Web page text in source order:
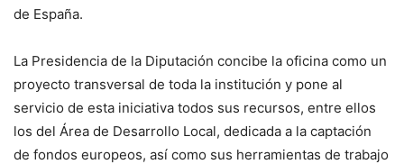
de España.
La Presidencia de la Diputación concibe la oficina como un
proyecto transversal de toda la institución y pone al
servicio de esta iniciativa todos sus recursos, entre ellos
los del Área de Desarrollo Local, dedicada a la captación
de fondos europeos, así como sus herramientas de trabajo